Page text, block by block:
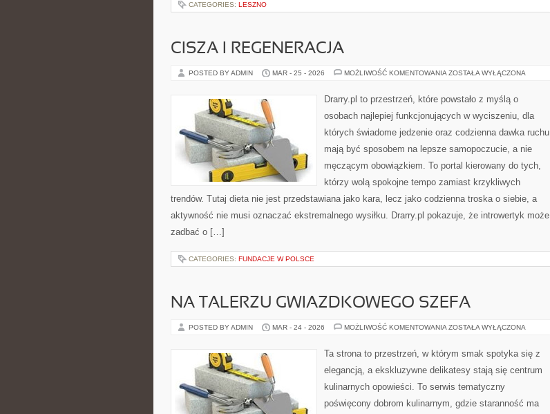
CATEGORIES: LESZNO
CISZA I REGENERACJA
POSTED BY ADMIN MAR - 25 - 2026 MOŻLIWOŚĆ KOMENTOWANIA CISZA
ZOSTAŁA WYŁĄCZONA
Drarry.pl to przestrzeń, które powstało z myślą o
osobach najlepiej funkcjonujących w wyciszeniu, dla
których świadome jedzenie oraz codzienna dawka ruchu
mają być sposobem na lepsze samopoczucie, a nie
męczącym obowiązkiem. To portal kierowany do tych,
którzy wolą spokojne tempo zamiast krzykliwych
trendów. Tutaj dieta nie jest przedstawiana jako kara, lecz jako codzienna troska o siebie, a
aktywność nie musi oznaczać ekstremalnego wysiłku. Drarry.pl pokazuje, że introwertyk może
zadbać o […]
CATEGORIES: FUNDACJE W POLSCE
NA TALERZU GWIAZDKOWEGO SZEFA
POSTED BY ADMIN MAR - 24 - 2026 MOŻLIWOŚĆ KOMENTOWANIA NA
ZOSTAŁA WYŁĄCZONA
Ta strona to przestrzeń, w którym smak spotyka się z
elegancją, a ekskluzywne delikatesy stają się centrum
kulinarnych opowieści. To serwis tematyczny
poświęcony dobrom kulinarnym, gdzie staranność ma